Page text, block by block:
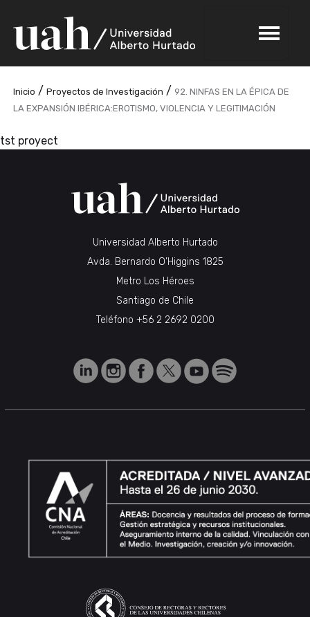
Inicio /Proyectos de Investigación / 92. NINFAS EN LA ÉPICA DE
LA EXPANSIÓN IBÉRICA:EROTISMO, VIOLENCIA Y LEGITIMACIÓN
tst proyect
Universidad Alberto Hurtado
Avda. Bernardo O’Higgins 1825
Metro Los Héroes
Santiago de Chile
Teléfono +56 2 2692 0200